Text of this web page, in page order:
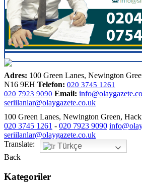
Adres: 100 Green Lanes, Newington
N16 9EH Telefon: 020 3745 1261
020 7923 9090 Email:
seriilanlar@olaygazete.co.uk
100 Green Lanes, Newington Green,
020 3745 1261 - 020 7923 9090
seriilanlar@olaygazete.co.uk
Translate:
Türkçe
Back
Kategoriler